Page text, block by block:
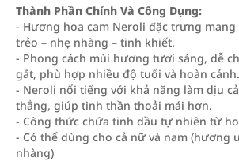
Thành Phần Chính Và Công Dụng:
- Hương hoa cam Neroli đặc trưng
trẻo – nhẹ nhàng – tinh khiết.
- Phong cách mùi hương tươi sáng, dễ
gắt, phù hợp nhiều độ tuổi và hoàn cảnh.
- Neroli nổi tiếng với khả năng làm dịu
thẳng, giúp tinh thần thoải mái hơn.
- Công thức chứa tinh dầu tự nhiên từ
- Có thể dùng cho cả nữ và nam (hương
nhàng)